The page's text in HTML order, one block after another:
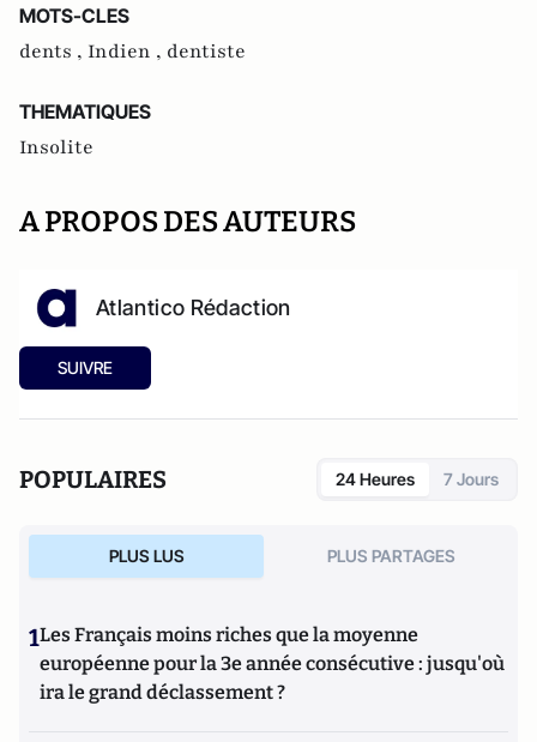
MOTS-CLES
dents , Indien , dentiste
THEMATIQUES
Insolite
A PROPOS DES AUTEURS
Atlantico Rédaction
SUIVRE
POPULAIRES 24 Heures 7 Jours
PLUS LUS PLUS PARTAGES
1Les Français moins riches que la moyenne
européenne pour la 3e année consécutive : jusqu'où
ira le grand déclassement ?